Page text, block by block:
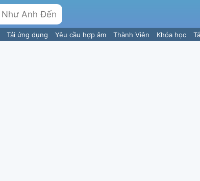
Tải ứng dụng Yêu cầu hợp âm Thành Viên Khóa học